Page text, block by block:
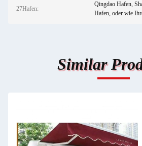
27Hafen:
Qingdao Hafen,
Hafen, oder wie
Similar